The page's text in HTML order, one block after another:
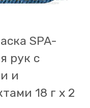
SPA-
рук с
и
18 г х 2